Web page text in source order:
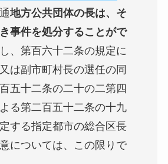
地方公共団体の長は、そ
事件を処分することがで
、第百六十二条の規定に
は副市町村長の選任の同
五十二条の二十の二第四
る第二百五十二条の十九
する指定都市の総合区長
については、この限りで